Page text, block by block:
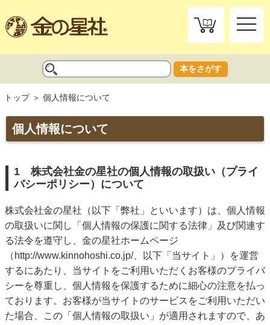
toggle
本をさがす
トップ 個人情報について
個人情報について
1 株式会社金の星社の個人情報の取扱い（プライ
バシーポリシー）について
株式会社金の星社（以下「弊社」といいます）は、個人情報
の取扱いに関し「個人情報の保護に関する法律」及び関連す
る法令を遵守し、金の星社ホームページ
（ http://www.kinnohoshi.co.jp/、以下「当サイト」）を運営
するにあたり、当サイトをご利用いただくお客様のプライバ
シーを尊重し、個人情報を保護するために細心の注意を払っ
ております。お客様が当サイトのサービスをご利用いただい
た場合、この「個人情報の取扱い」が適用されますので、あ